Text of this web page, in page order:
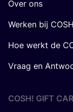
Over ons
Werken bij
Hoe werkt de
Vraag en
COSH! GIFT